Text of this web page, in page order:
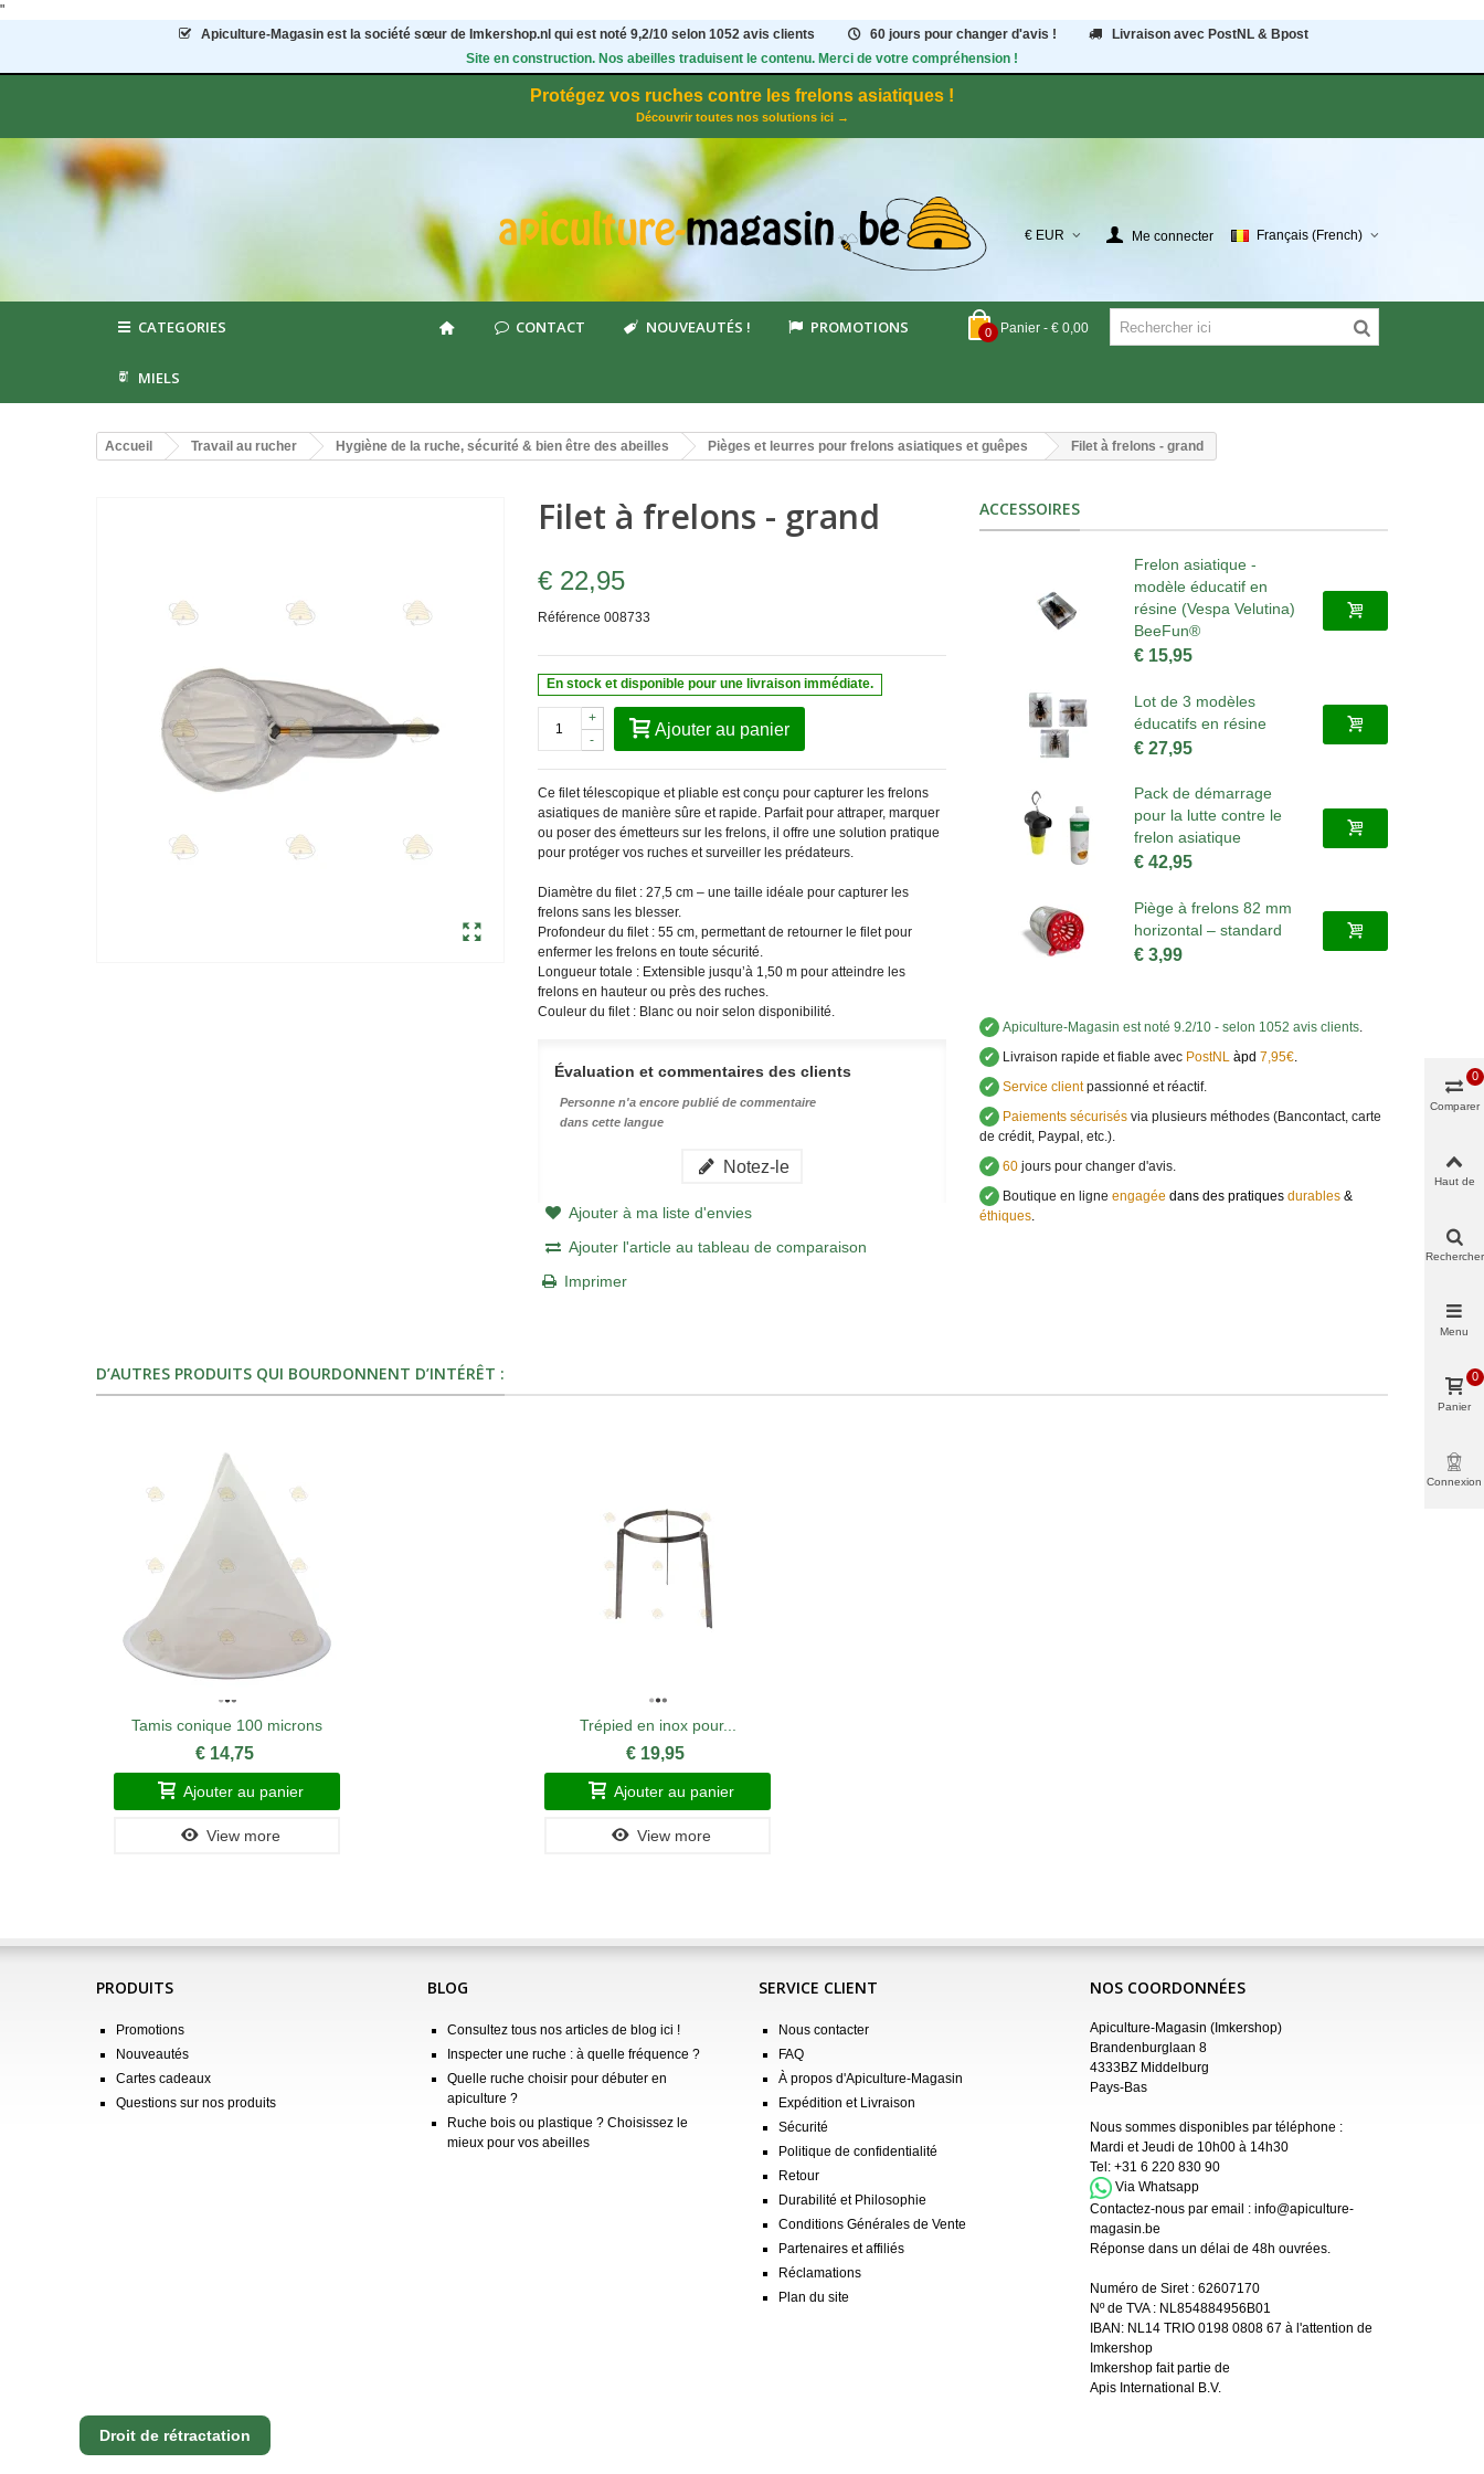
"
Apiculture-Magasin est la société sœur de Imkershop.nl qui est noté 9,2/10 selon 1052avis clients 60 jours pour changer d'avis !
Livraison avec PostNL & Bpost
Site en construction. Nos abeilles traduisent le contenu. Merci de votre compréhension !
Protégez vos ruches contre les frelons asiatiques !
Découvrir toutes nos solutions ici →
€ EUR Me connecter Français (French)
0 Panier - € 0,00
CATEGORIES CONTACT NOUVEAUTÉS ! PROMOTIONS
MIELS
Accueil Travail au rucher Hygiène de la ruche, sécurité & bien être des abeilles Pièges et leurres pour frelons asiatiques et guêpes Filet à frelons - grand
Filet à frelons - grand
€ 22,95
Référence 008733
En stock et disponible pour une livraison immédiate.
-
+
Ajouter au panier
Ce filet télescopique et pliable est conçu pour capturer les frelons
asiatiques de manière sûre et rapide. Parfait pour attraper, marquer
ou poser des émetteurs sur les frelons, il offre une solution pratique
pour protéger vos ruches et surveiller les prédateurs.
Diamètre du filet : 27,5 cm – une taille idéale pour capturer les
frelons sans les blesser.
Profondeur du filet : 55 cm, permettant de retourner le filet pour
enfermer les frelons en toute sécurité.
Longueur totale : Extensible jusqu’à 1,50 m pour atteindre les
frelons en hauteur ou près des ruches.
Couleur du filet : Blanc ou noir selon disponibilité.
Évaluation et commentaires des clients
Personne n'a encore publié de commentaire
dans cette langue
Notez-le
Ajouter à ma liste d'envies
Ajouter l'article au tableau de comparaison
Imprimer
ACCESSOIRES
Frelon asiatique -
modèle éducatif en
résine (Vespa Velutina)
BeeFun®
€ 15,95
Lot de 3 modèles
éducatifs en résine
€ 27,95
Pack de démarrage
pour la lutte contre le
frelon asiatique
€ 42,95
Piège à frelons 82 mm
horizontal – standard
€ 3,99
✔ Apiculture-Magasin est noté 9.2/10 - selon 1052 avis clients.
✔ Livraison rapide et fiable avecPostNL àpd 7,95€.
✔ Service clientpassionné et réactif.
✔ Paiements sécurisésvia plusieurs méthodes (Bancontact, carte
de crédit, Paypal, etc.).
✔ 60jours pour changer d'avis.
✔ Boutique en ligne engagée dans des pratiques durables&
éthiques.
D’AUTRES PRODUITS QUI BOURDONNENT D’INTÉRÊT :
Tamis conique 100 microns
€ 14,75
Ajouter au panier
View more
Trépied en inox pour...
€ 19,95
Ajouter au panier
View more
PRODUITS
Promotions
Nouveautés
Cartes cadeaux
Questions sur nos produits
BLOG
Consultez tous nos articles de blog ici !
Inspecter une ruche : à quelle fréquence ?
Quelle ruche choisir pour débuter en
apiculture ?
Ruche bois ou plastique ? Choisissez le
mieux pour vos abeilles
SERVICE CLIENT
Nous contacter
FAQ
À propos d'Apiculture-Magasin
Expédition et Livraison
Sécurité
Politique de confidentialité
Retour
Durabilité et Philosophie
Conditions Générales de Vente
Partenaires et affiliés
Réclamations
Plan du site
NOS COORDONNÉES
Apiculture-Magasin (Imkershop)
Brandenburglaan 8
4333BZ Middelburg
Pays-Bas
Nous sommes disponibles par téléphone :
Mardi et Jeudi de 10h00 à 14h30
Tel: +31 6 220 830 90
Via Whatsapp
Contactez-nous par email : info@apiculture-
magasin.be
Réponse dans un délai de 48h ouvrées.
Numéro de Siret : 62607170
Nº de TVA : NL854884956B01
IBAN: NL14 TRIO 0198 0808 67 à l'attention de
Imkershop
Imkershop fait partie de
Apis International B.V.
Droit de rétractation
Comparer
0
Haut de
Rechercher
Menu
Panier
0
Connexion